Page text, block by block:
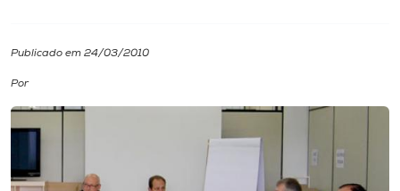
Diplomados
Cultura
CPA
Publicado em 24/03/2010
Por